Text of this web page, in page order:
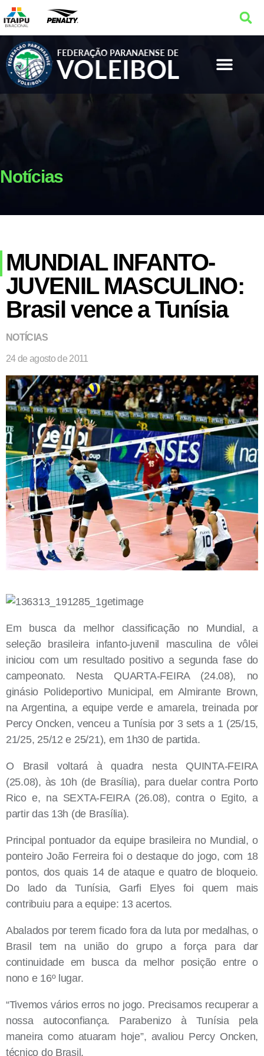
Notícias
MUNDIAL INFANTO-
JUVENIL MASCULINO:
Brasil vence a Tunísia
NOTÍCIAS
24 de agosto de 2011
Em busca da melhor classificação no Mundial, a
seleção brasileira infanto-juvenil masculina de vôlei
iniciou com um resultado positivo a segunda fase do
campeonato. Nesta QUARTA-FEIRA (24.08), no
ginásio Polideportivo Municipal, em Almirante Brown,
na Argentina, a equipe verde e amarela, treinada por
Percy Oncken, venceu a Tunísia por 3 sets a 1 (25/15,
21/25, 25/12 e 25/21), em 1h30 de partida.
O Brasil voltará à quadra nesta QUINTA-FEIRA
(25.08), às 10h (de Brasília), para duelar contra Porto
Rico e, na SEXTA-FEIRA (26.08), contra o Egito, a
partir das 13h (de Brasília).
Principal pontuador da equipe brasileira no Mundial, o
ponteiro João Ferreira foi o destaque do jogo, com 18
pontos, dos quais 14 de ataque e quatro de bloqueio.
Do lado da Tunísia, Garfi Elyes foi quem mais
contribuiu para a equipe: 13 acertos.
Abalados por terem ficado fora da luta por medalhas, o
Brasil tem na união do grupo a força para dar
continuidade em busca da melhor posição entre o
nono e 16º lugar.
“Tivemos vários erros no jogo. Precisamos recuperar a
nossa autoconfiança. Parabenizo à Tunísia pela
maneira como atuaram hoje”, avaliou Percy Oncken,
técnico do Brasil.